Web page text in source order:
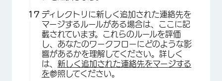
ディレクトリに新しく追加された連絡先を
マージするルールがある場合は、ここに記
載されています。これらのルールを評価
し、あなたのワークフローにどのような影
響があるかを理解してください。詳しく
は、 新しく追加された連絡先をマージする
を参照してください。